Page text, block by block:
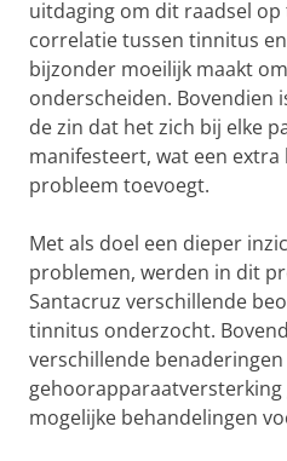
uitdaging om dit raadsel op
correlatie tussen tinnitus
bijzonder moeilijk maakt
onderscheiden. Bovendien
de zin dat het zich bij elke
manifesteert, wat een
probleem toevoegt.
Met als doel een dieper
problemen, werden in dit
Santacruz verschillende
tinnitus onderzocht.
verschillende benaderingen
gehoorapparaatversterking
mogelijke behandelingen